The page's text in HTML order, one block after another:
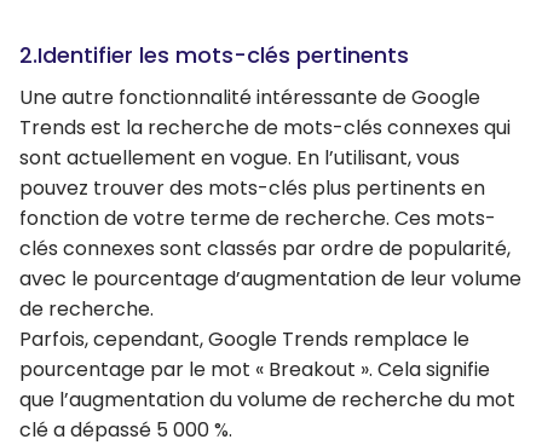
2.Identifier les mots-clés pertinents
Une autre fonctionnalité intéressante de Google
Trends est la recherche de mots-clés connexes qui
sont actuellement en vogue. En l’utilisant, vous
pouvez trouver des mots-clés plus pertinents en
fonction de votre terme de recherche. Ces mots-
clés connexes sont classés par ordre de popularité,
avec le pourcentage d’augmentation de leur volume
de recherche.
Parfois, cependant, Google Trends remplace le
pourcentage par le mot « Breakout ». Cela signifie
que l’augmentation du volume de recherche du mot
clé a dépassé 5 000 %.